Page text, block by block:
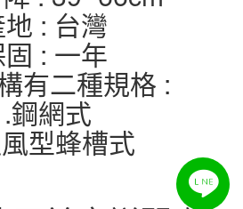
: 台灣
: 一年
有二種規格 :
鋼網式
型蜂槽式